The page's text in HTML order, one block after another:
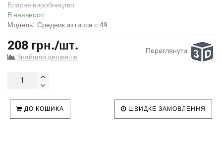
Власне виробництво
В наявності
Модель: Средник из гипса с-49
208 грн./шт.
Знайшли дешевше
Переглянути
ДО КОШИКА ШВИДКЕ ЗАМОВЛЕННЯ